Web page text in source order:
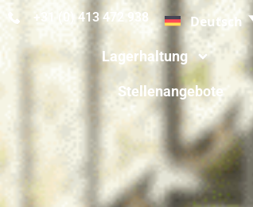
+31 (0) 413 472 938 Deutsch
Lagerhaltung
Stellenangebote